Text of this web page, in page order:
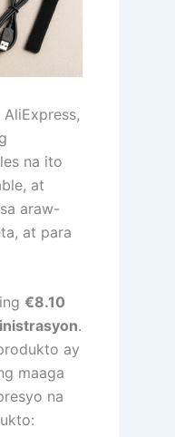
AliExpress,
na ito
at
araw-
at para
€8.10
.
ay
maaga
na